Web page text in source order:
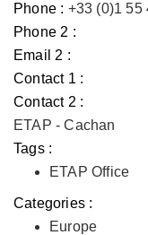
Phone : +33 (0)1 55
Phone 2 :
Email 2 :
Contact 1 :
Contact 2 :
ETAP - Cachan
Tags :
ETAP Office
Categories :
Europe